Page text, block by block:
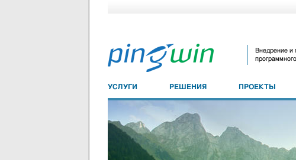
Внедрение и
УСЛУГИ РЕШЕНИЯ ПРОЕКТЫ